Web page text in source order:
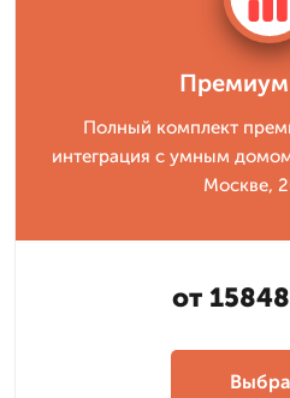
Премиум
Полный комплект
интеграция с умным
Москве,
от